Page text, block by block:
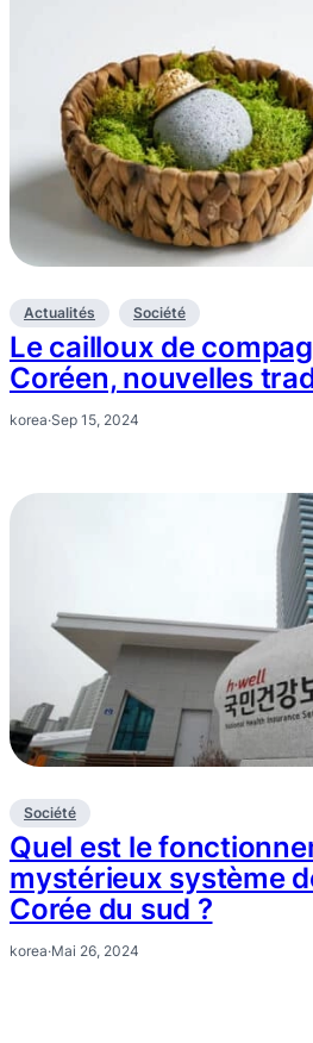
Actualités Société
Le cailloux de
Coréen, nouvelles
korea·Sep 15, 2024
Société
Quel est le
mystérieux système
Corée du sud ?
korea·Mai 26, 2024